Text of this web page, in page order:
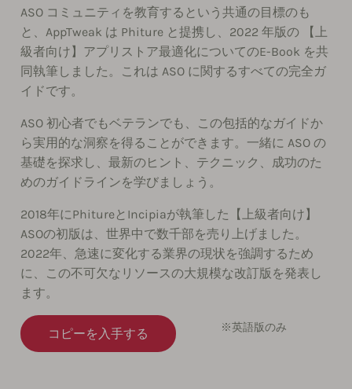
ASO コミュニティを教育するという共通の目標のも
と、AppTweak は Phiture と提携し、2022 年版の 【上
級者向け】アプリストア最適化についてのE-Book を共
同執筆しました。これは ASO に関するすべての完全ガ
イドです。
ASO 初心者でもベテランでも、この包括的なガイドか
ら実用的な洞察を得ることができます。一緒に ASO の
基礎を探求し、最新のヒント、テクニック、成功のた
めのガイドラインを学びましょう。
2018年にPhitureとIncipiaが執筆した【上級者向け】
ASOの初版は、世界中で数千部を売り上げました。
2022年、急速に変化する業界の現状を強調するため
に、この不可欠なリソースの大規模な改訂版を発表し
ます。
コピーを入手する ※英語版のみ